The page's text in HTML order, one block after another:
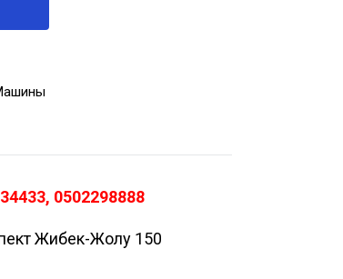
0502298888
Жибек-Жолу 150